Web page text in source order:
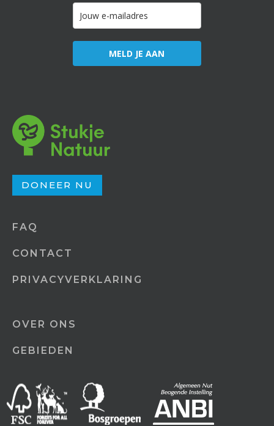
MELD JE AAN
DONEER NU
FAQ
CONTACT
PRIVACYVERKLARING
OVER ONS
GEBIEDEN